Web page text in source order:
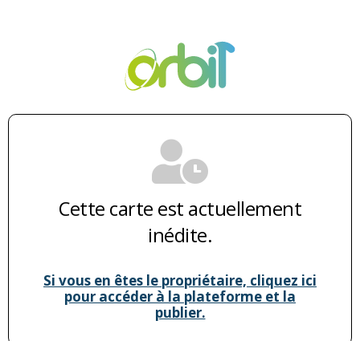
Cette carte est actuellement
inédite.
Si vous en êtes le propriétaire, cliquez ici
pour accéder à la plateforme et la
publier.